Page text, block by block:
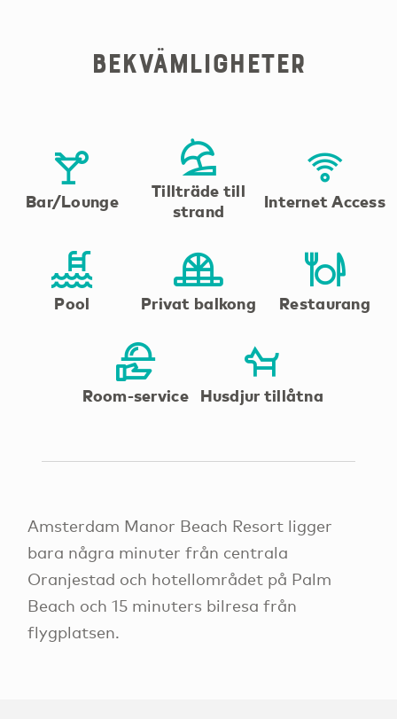
Bekvämligheter
Bar/Lounge
Tillträde till
strand
Internet Access
Pool Privat balkong Restaurang
Room-service Husdjur tillåtna
Amsterdam Manor Beach Resort ligger
bara några minuter från centrala
Oranjestad och hotellområdet på Palm
Beach och 15 minuters bilresa från
flygplatsen.